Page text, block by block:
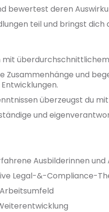
bewertest deren
teil und bringst dich
und
überzeugst du
und
Ausbilderinnen und
Legal-&-Compliance-